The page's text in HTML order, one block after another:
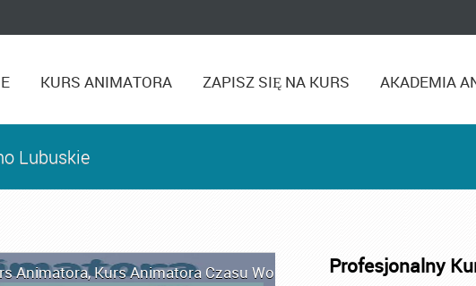
KURS ANIMATORA ZAPISZ SIĘ NA KURS AKADEMIA
Lubuskie
Animatora,Kurs Animatora Czasu Wolnego Kurs Animatora
Profesjonalny